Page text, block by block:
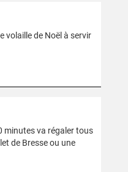
volaille de Noël à servir
minutes va régaler tous
de Bresse ou une